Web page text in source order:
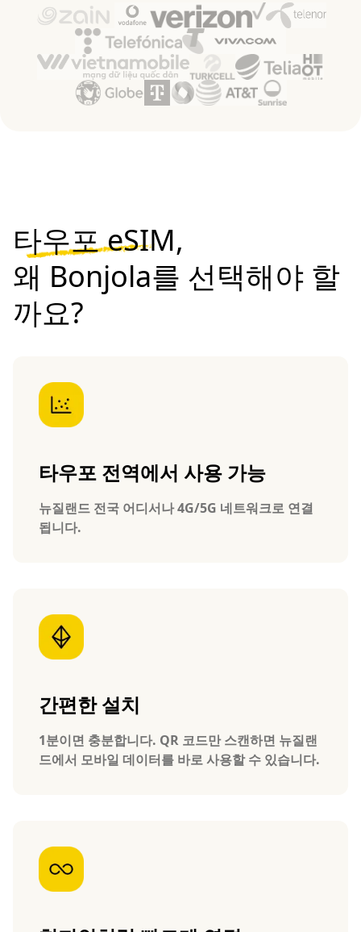
타우포 eSIM,
왜 Bonjola를 선택해야 할
까요?
타우포 전역에서 사용 가능
뉴질랜드 전국 어디서나 4G/5G 네트워크로 연결
됩니다.
간편한 설치
1분이면 충분합니다. QR 코드만 스캔하면 뉴질랜
드에서 모바일 데이터를 바로 사용할 수 있습니다.